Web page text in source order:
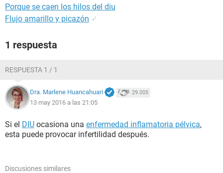
Porque se caen los hilos del diu
Flujo amarillo y picazón ✓
1 respuesta
RESPUESTA 1 / 1
Dra. Marlene Huancahuari 29.005
13 may 2016 a las 21:05
Si el DIU ocasiona una enfermedad inflamatoria pélvica,
esta puede provocar infertilidad después.
Discusiones similares